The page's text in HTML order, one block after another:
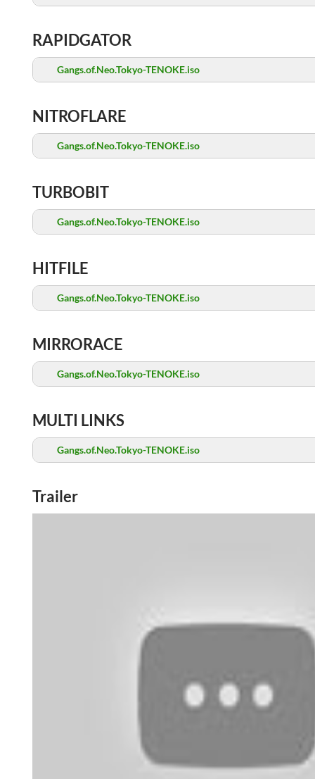
RAPIDGATOR
Gangs.of.Neo.Tokyo-TENOKE.iso
NITROFLARE
Gangs.of.Neo.Tokyo-TENOKE.iso
TURBOBIT
Gangs.of.Neo.Tokyo-TENOKE.iso
HITFILE
Gangs.of.Neo.Tokyo-TENOKE.iso
MIRRORACE
Gangs.of.Neo.Tokyo-TENOKE.iso
MULTI LINKS
Gangs.of.Neo.Tokyo-TENOKE.iso
Trailer